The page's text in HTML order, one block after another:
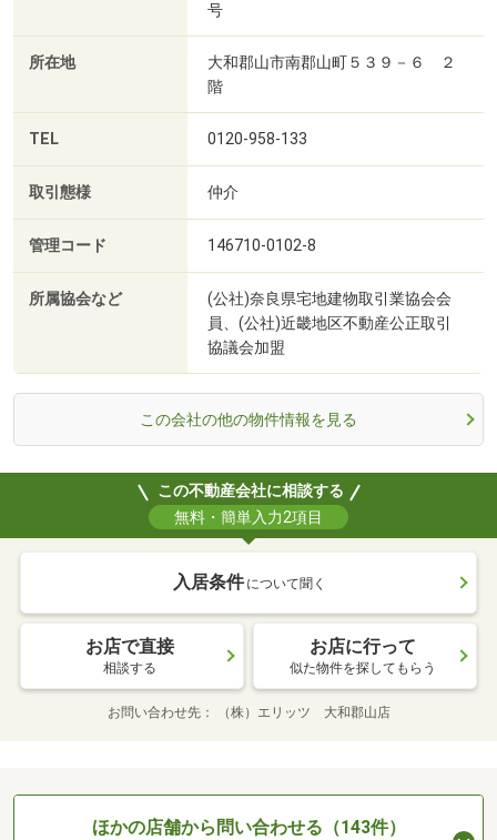
号
所在地
大和郡山市南郡山町５３９－６ ２
階
TEL 0120-958-133
取引態様 仲介
管理コード 146710-0102-8
所属協会など
(公社)奈良県宅地建物取引業協会会
員、(公社)近畿地区不動産公正取引
協議会加盟
この会社の他の物件情報を見る
この不動産会社に相談する
無料・簡単入力2項目
入居条件 について聞く
お店で直接
相談する
お店に行って
似た物件を探してもらう
お問い合わせ先 （株）エリッツ 大和郡山店
ほかの店舗から問い合わせる（143件）